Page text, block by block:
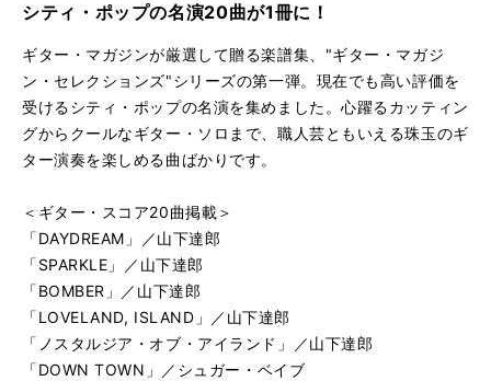
シティ・ポップの名演20曲が1冊に！
ギター・マガジンが厳選して贈る楽譜集、"ギター・マガジ
ン・セレクションズ"シリーズの第一弾。現在でも高い評価を
受けるシティ・ポップの名演を集めました。心躍るカッティン
グからクールなギター・ソロまで、職人芸ともいえる珠玉のギ
ター演奏を楽しめる曲ばかりです。
＜ギター・スコア20曲掲載＞
「DAYDREAM」／山下達郎
「SPARKLE」／山下達郎
「BOMBER」／山下達郎
「LOVELAND, ISLAND」／山下達郎
「ノスタルジア・オブ・アイランド」／山下達郎
「DOWN TOWN」／シュガー・ベイブ